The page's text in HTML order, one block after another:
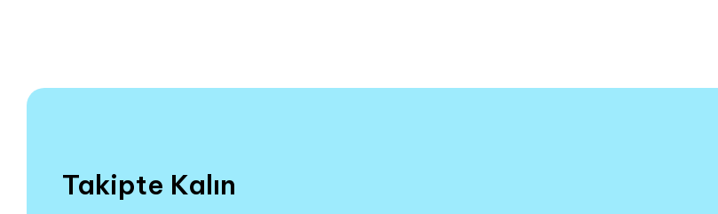
Takipte Kalın